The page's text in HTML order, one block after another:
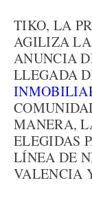
TIKO, LA
AGILIZA LA
ANUNCIA
LLEGADA
MANERA,
ELEGIDAS
LÍNEA DE
VALENCIA